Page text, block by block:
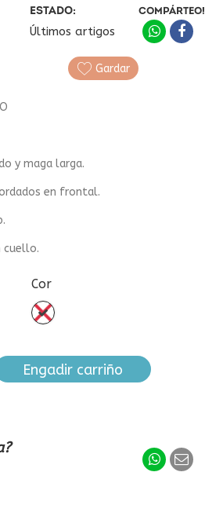
ESTADO:
Últimos artigos
COMPÁRTEO!
Gardar
y maga larga.
en frontal.
cuello.
Cor
sen
cor
Engadir carriño